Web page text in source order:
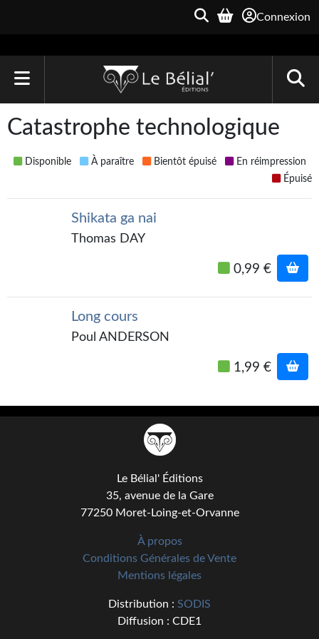
Connexion
ACCUEIL
Une Heure-Lumière
Archive du Futur
Quarante-Deux
Étoiles vives
Romans et recueils
Catastrophe technologique
Disponible À paraître Bientôt épuisé
En réimpression
Épuisé
Shikata ga nai
Thomas DAY
0,99 €
Long cours
Poul ANDERSON
1,99 €
Le Bélial' Éditions
35, avenue de la Gare
77250 Moret-Loing-et-Orvanne
À propos
Conditions Générales de Vente
Mentions légales
Distribution : SODIS
Diffusion : CDE1